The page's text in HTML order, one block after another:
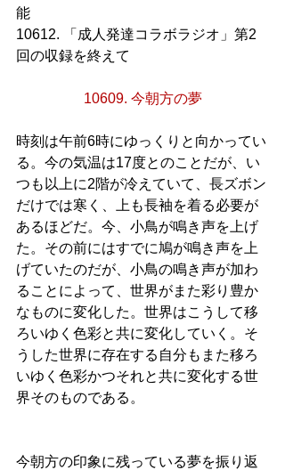
能
10612. 「成人発達コラボラジオ」第2
回の収録を終えて
10609. 今朝方の夢
時刻は午前6時にゆっくりと向かってい
る。今の気温は17度とのことだが、い
つも以上に2階が冷えていて、長ズボン
だけでは寒く、上も長袖を着る必要が
あるほどだ。今、小鳥が鳴き声を上げ
た。その前にはすでに鳩が鳴き声を上
げていたのだが、小鳥の鳴き声が加わ
ることによって、世界がまた彩り豊か
なものに変化した。世界はこうして移
ろいゆく色彩と共に変化していく。そ
うした世界に存在する自分もまた移ろ
いゆく色彩かつそれと共に変化する世
界そのものである。
今朝方の印象に残っている夢を振り返